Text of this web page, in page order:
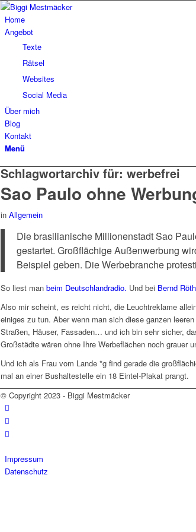
Home
Angebot
Texte
Rätsel
Websites
Social Media
Über mich
Blog
Kontakt
Menü
Schlagwortarchiv für: werbefrei
Sao Paulo ohne
in Allgemein
Die brasilianische Millionenstadt Sao
gestartet. Großflächige Außenwerbung
Beispiel geben. Die Werbebranche
So liest man beim Deutschlandradio. Und bei Bernd
Also mir scheint, es reicht nicht, die Leuchtreklame
einiges zu tun. Aber wenn man sich diese ganzen
Straßen, Häuser, Fassaden… und ich bin sehr sicher,
Großstädte wären ohne Ihre Werbeflächen noch grauer
Und ich als Frau vom Lande *g find gerade die
mal an einer Bushaltestelle ein 18 Eintel-Plakat prangt.
© Copyright 2023 - Biggi Mestmäcker
Impressum
Datenschutz